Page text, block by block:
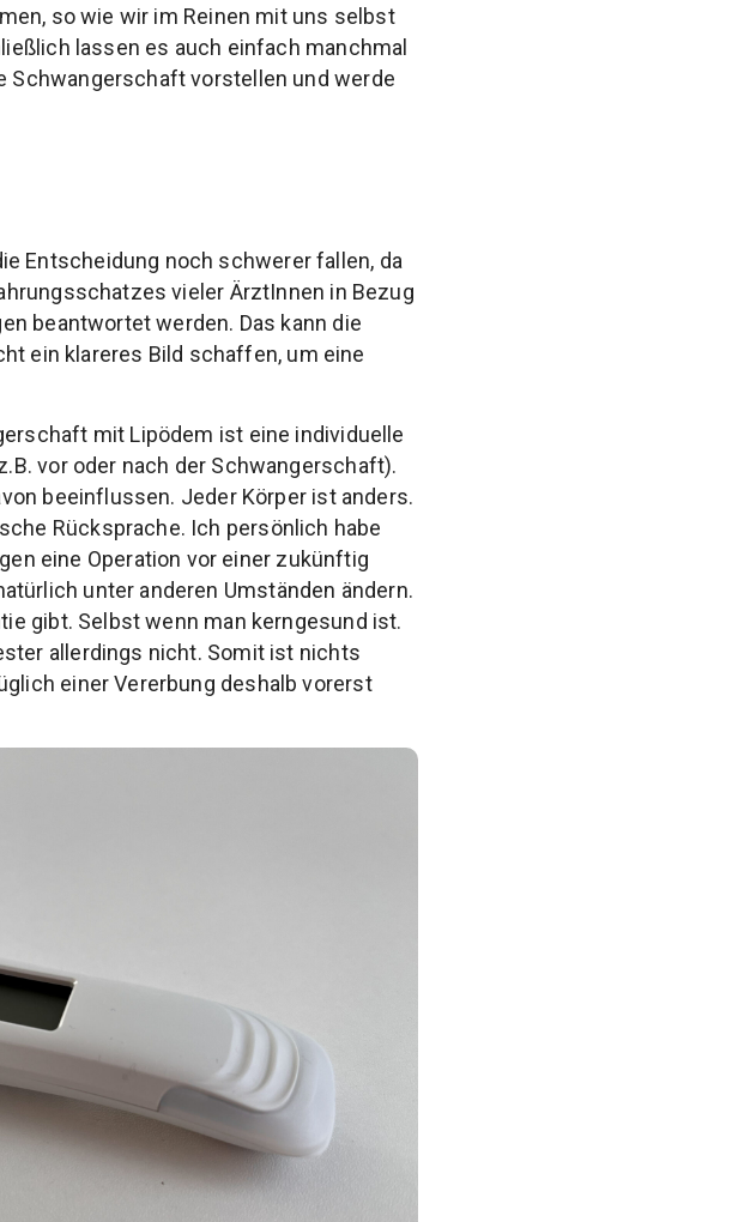
so wie wir im Reinen mit uns selbst
lassen es auch einfach manchmal
Schwangerschaft vorstellen und werde
Entscheidung noch schwerer fallen, da
vieler ÄrztInnen in Bezug
beantwortet werden. Das kann die
ein klareres Bild schaffen, um eine
mit Lipödem ist eine individuelle
vor oder nach der Schwangerschaft).
beeinflussen. Jeder Körper ist anders.
Rücksprache. Ich persönlich habe
eine Operation vor einer zukünftig
unter anderen Umständen ändern.
gibt. Selbst wenn man kerngesund ist.
allerdings nicht. Somit ist nichts
einer Vererbung deshalb vorerst